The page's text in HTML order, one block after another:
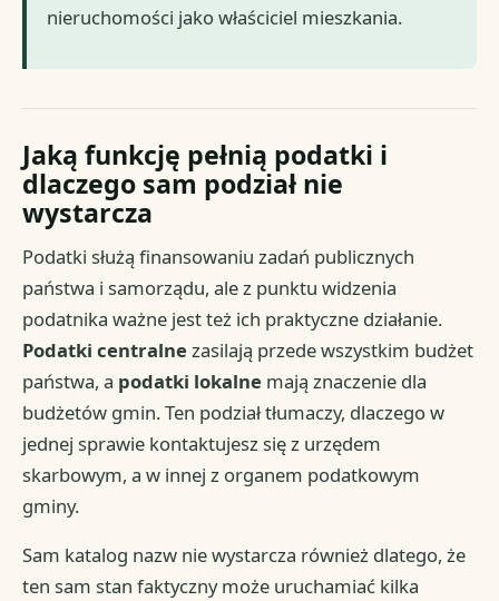
nieruchomości jako właściciel mieszkania.
Jaką funkcję pełnią podatki i
dlaczego sam podział nie
wystarcza
Podatki służą finansowaniu zadań publicznych
państwa i samorządu, ale z punktu widzenia
podatnika ważne jest też ich praktyczne działanie.
Podatki centralne zasilają przede wszystkim budżet
państwa, a podatki lokalne mają znaczenie dla
budżetów gmin. Ten podział tłumaczy, dlaczego w
jednej sprawie kontaktujesz się z urzędem
skarbowym, a w innej z organem podatkowym
gminy.
Sam katalog nazw nie wystarcza również dlatego, że
ten sam stan faktyczny może uruchamiać kilka